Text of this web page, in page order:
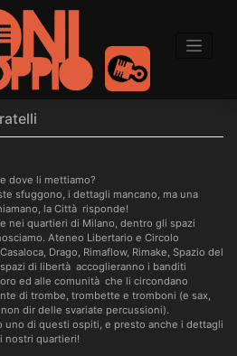
dove li mettiamo?
sfuggono, i dettagli mancano, ma una
la Città risponde!
nei quartieri di Milano, dentro gli spazi
Ateneo Libertario e Circolo
Drago, Rimaflow, Rimake, Spazio del
di libertà accoglieranno i banditi
ed alle comunità che li circondano
di trombe, trombette e tromboni (e sax,
dir delle svariate percussioni).
uno di questi ospiti, e presto anche i dettagli
nostri quartieri!